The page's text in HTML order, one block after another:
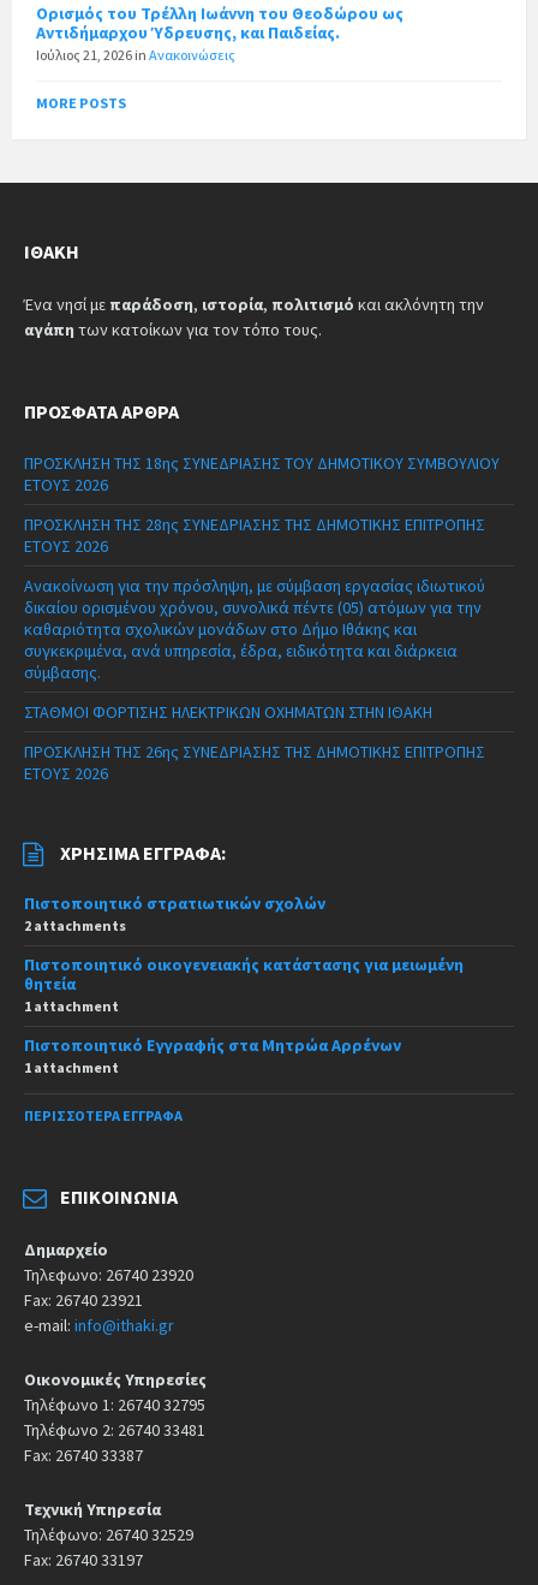
Ορισμός του Τρέλλη Ιωάννη του Θεοδώρου ως
Αντιδήμαρχου Ύδρευσης, και Παιδείας.
Ιούλιος 21, 2026 in Ανακοινώσεις
MORE POSTS
ΙΘΆΚΗ
Ένα νησί με παράδοση, ιστορία, πολιτισμό και ακλόνητη την
αγάπη των κατοίκων για τον τόπο τους.
ΠΡΌΣΦΑΤΑ ΆΡΘΡΑ
ΠΡΟΣΚΛΗΣΗ ΤΗΣ 18ης ΣΥΝΕΔΡΙΑΣΗΣ ΤΟΥ ΔΗΜΟΤΙΚΟΥ ΣΥΜΒΟΥΛΙΟΥ
ΕΤΟΥΣ 2026
ΠΡΟΣΚΛΗΣΗ ΤΗΣ 28ης ΣΥΝΕΔΡΙΑΣΗΣ ΤΗΣ ΔΗΜΟΤΙΚΗΣ ΕΠΙΤΡΟΠΗΣ
ΕΤΟΥΣ 2026
Ανακοίνωση για την πρόσληψη, με σύμβαση εργασίας ιδιωτικού
δικαίου ορισμένου χρόνου, συνολικά πέντε (05) ατόμων για την
καθαριότητα σχολικών μονάδων στο Δήμο Ιθάκης και
συγκεκριμένα, ανά υπηρεσία, έδρα, ειδικότητα και διάρκεια
σύμβασης.
ΣΤΑΘΜΟΙ ΦΟΡΤΙΣΗΣ ΗΛΕΚΤΡΙΚΩΝ ΟΧΗΜΑΤΩΝ ΣΤΗΝ ΙΘΑΚΗ
ΠΡΟΣΚΛΗΣΗ ΤΗΣ 26ης ΣΥΝΕΔΡΙΑΣΗΣ ΤΗΣ ΔΗΜΟΤΙΚΗΣ ΕΠΙΤΡΟΠΗΣ
ΕΤΟΥΣ 2026
ΧΡΉΣΙΜΑ ΈΓΓΡΑΦΑ:
Πιστοποιητικό στρατιωτικών σχολών
2 attachments
Πιστοποιητικό οικογενειακής κατάστασης για μειωμένη
θητεία
1 attachment
Πιστοποιητικό Εγγραφής στα Μητρώα Αρρένων
1 attachment
ΠΕΡΙΣΣΌΤΕΡΑ ΈΓΓΡΑΦΑ
ΕΠΙΚΟΙΝΩΝΊΑ
Δημαρχείο
Τηλεφωνο: 26740 23920
Fax: 26740 23921
e-mail: info@ithaki.gr
Οικονομικές Υπηρεσίες
Τηλέφωνο 1: 26740 32795
Τηλέφωνο 2: 26740 33481
Fax: 26740 33387
Τεχνική Υπηρεσία
Τηλέφωνο: 26740 32529
Fax: 26740 33197